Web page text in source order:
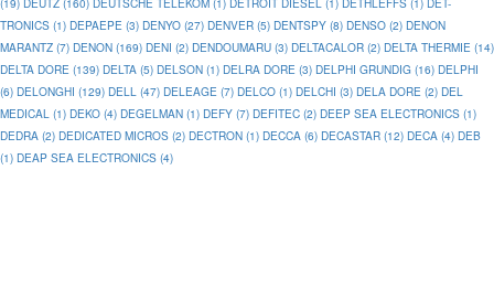
TRONICS (1) DEPAEPE (3) DENYO (27) DENVER (5) DENTSPY (8) DENSO (2) DENON
MARANTZ (7) DENON (169) DENI (2) DENDOUMARU (3) DELTACALOR (2) DELTA THERMIE (14)
DELTA DORE (139) DELTA (5) DELSON (1) DELRA DORE (3) DELPHI GRUNDIG (16) DELPHI
(6) DELONGHI (129) DELL (47) DELEAGE (7) DELCO (1) DELCHI (3) DELA DORE (2) DEL
MEDICAL (1) DEKO (4) DEGELMAN (1) DEFY (7) DEFITEC (2) DEEP SEA ELECTRONICS (1)
DEDRA (2) DEDICATED MICROS (2) DECTRON (1) DECCA (6) DECASTAR (12) DECA (4) DEB
(1) DEAP SEA ELECTRONICS (4)